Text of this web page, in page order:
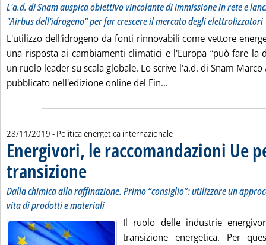
L'a.d. di Snam auspica obiettivo vincolante di immissione in rete e
"Airbus dell'idrogeno" per far crescere il mercato degli elettrolizzatori
L'utilizzo dell'idrogeno da fonti rinnovabili come vettore
una risposta ai cambiamenti climatici e l'Europa “può fare la
un ruolo leader su scala globale. Lo scrive l'a.d. di Snam
pubblicato nell'edizione online del Fin...
28/11/2019 - Politica energetica internazionale
Energivori, le raccomandazioni Ue
transizione . Sottotitolo: Dalla chimica alla raffinazione. Primo
Dalla chimica alla raffinazione. Primo “consiglio”: utilizzare un
vita di prodotti e materiali
Il ruolo delle industrie
transizione energetica. Per